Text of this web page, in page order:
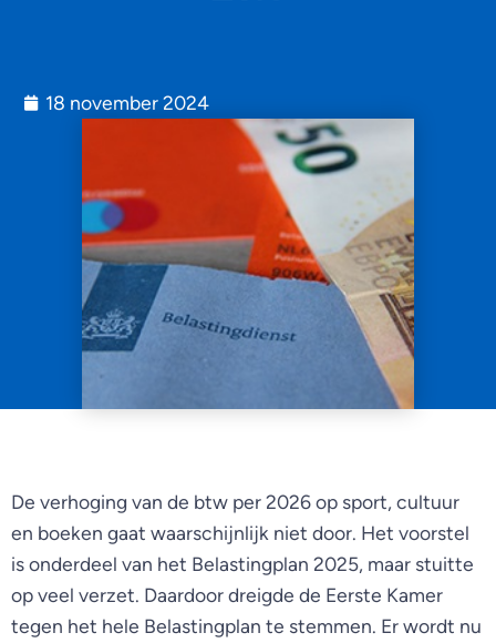
18 november 2024
De verhoging van de btw per 2026 op sport, cultuur
en boeken gaat waarschijnlijk niet door. Het voorstel
is onderdeel van het Belastingplan 2025, maar stuitte
op veel verzet. Daardoor dreigde de Eerste Kamer
tegen het hele Belastingplan te stemmen. Er wordt nu